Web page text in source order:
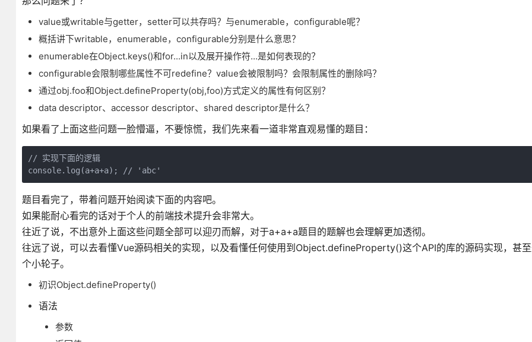
value或writable与getter，setter可以共存吗？与enumerable，configurable呢？
概括讲下writable，enumerable，configurable分别是什么意思？
enumerable在Object.keys()和for...in以及展开操作符...是如何表现的？
configurable会限制哪些属性不可redefine？value会被限制吗？会限制属性的删除吗？
通过obj.foo和Object.defineProperty(obj,foo)方式定义的属性有何区别？
data descriptor、accessor descriptor、shared descriptor是什么？
如果看了上面这些问题一脸懵逼，不要惊慌，我们先来看一道非常直观易懂的题目：
// 实现下面的逻辑
console.log(a+a+a); // 'abc'
题目看完了，带着问题开始阅读下面的内容吧。
如果能耐心看完的话对于个人的前端技术提升会非常大。
往近了说，不出意外上面这些问题全部可以迎刃而解，对于a+a+a题目的题解也会理解更加透彻。
往远了说，可以去看懂Vue源码相关的实现，以及看懂任何使用到Object.defineProperty()这个API的库的源码实现，甚
个小轮子。
初识Object.defineProperty()
语法
参数